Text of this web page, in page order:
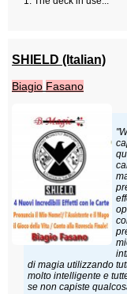
SHIELD (Italian)
Biagio Fasano
di magia utilizzando
molto intelligente e
se non capiste